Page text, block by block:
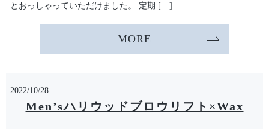
とおっしゃっていただけました。 定期 […]
MORE
2022/10/28
Men’sハリウッドブロウリフト×Wax